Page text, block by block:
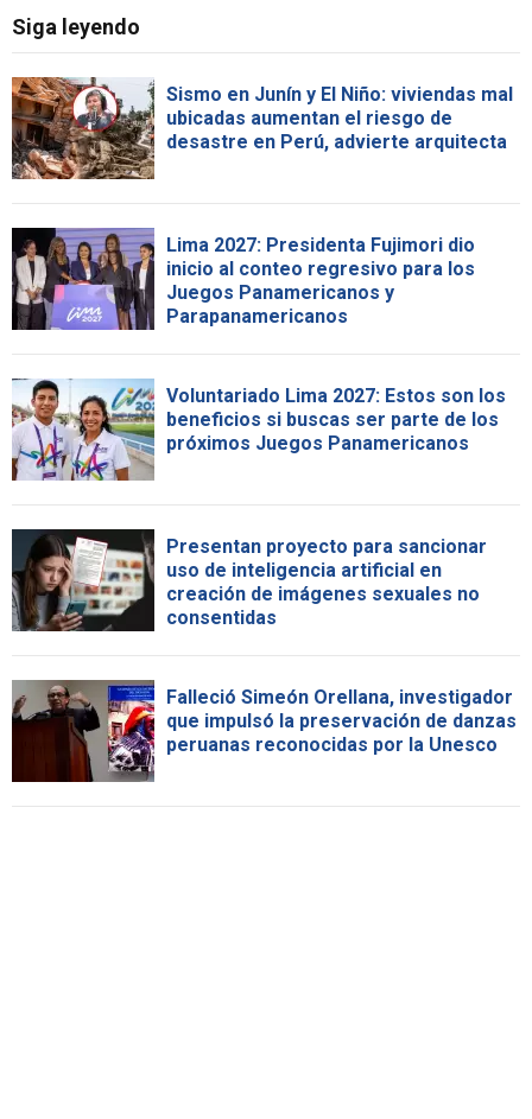
Siga leyendo
Sismo en Junín y El Niño: viviendas mal
ubicadas aumentan el riesgo de
desastre en Perú, advierte arquitecta
Lima 2027: Presidenta Fujimori dio
inicio al conteo regresivo para los
Juegos Panamericanos y
Parapanamericanos
Voluntariado Lima 2027: Estos son los
beneficios si buscas ser parte de los
próximos Juegos Panamericanos
Presentan proyecto para sancionar
uso de inteligencia artificial en
creación de imágenes sexuales no
consentidas
Falleció Simeón Orellana, investigador
que impulsó la preservación de danzas
peruanas reconocidas por la Unesco